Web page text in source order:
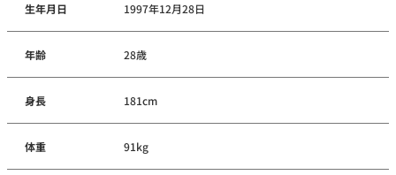
生年月日 1997年12月28日
年齢 28歳
身長 181cm
体重 91kg